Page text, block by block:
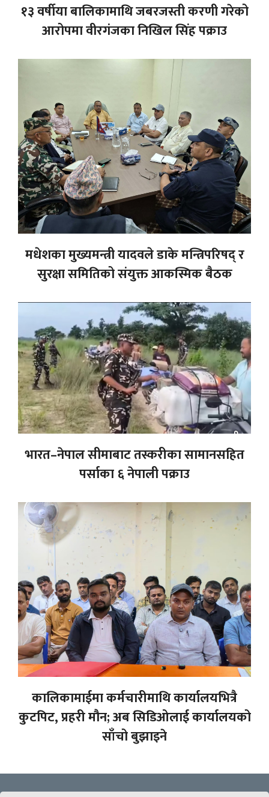
१३ वर्षीया बालिकामाथि जबरजस्ती करणी गरेको
आरोपमा वीरगंजका निखिल सिंह पक्राउ
मधेशका मुख्यमन्त्री यादवले डाके मन्त्रिपरिषद् र
सुरक्षा समितिको संयुक्त आकस्मिक बैठक
भारत–नेपाल सीमाबाट तस्करीका सामानसहित
पर्साका ६ नेपाली पक्राउ
कालिकामाईमा कर्मचारीमाथि कार्यालयभित्रै
कुटपिट, प्रहरी मौन; अब सिडिओलाई कार्यालयको
साँचो बुझाइने